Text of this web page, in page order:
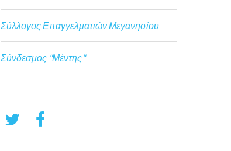
Σύλλογος Επαγγελματιών Μεγανησίου
Σύνδεσμος "Μέντης"